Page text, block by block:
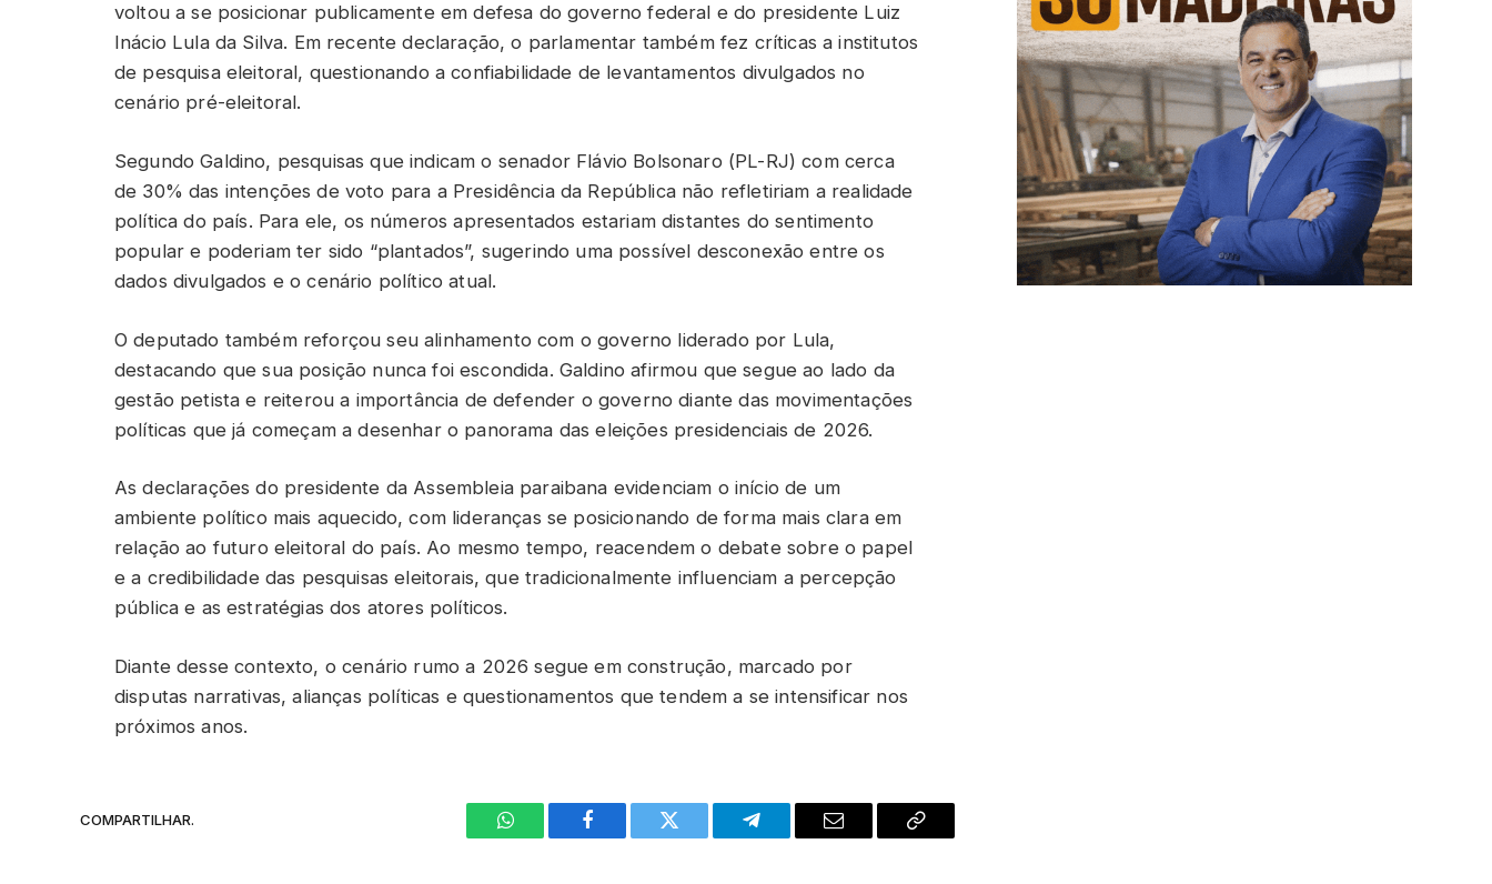
voltou a se posicionar publicamente em defesa do governo federal e do presidente Luiz
Inácio Lula da Silva. Em recente declaração, o parlamentar também fez críticas a institutos
de pesquisa eleitoral, questionando a confiabilidade de levantamentos divulgados no
cenário pré-eleitoral.
Segundo Galdino, pesquisas que indicam o senador Flávio Bolsonaro (PL-RJ) com cerca
de 30% das intenções de voto para a Presidência da República não refletiriam a realidade
política do país. Para ele, os números apresentados estariam distantes do sentimento
popular e poderiam ter sido “plantados”, sugerindo uma possível desconexão entre os
dados divulgados e o cenário político atual.
O deputado também reforçou seu alinhamento com o governo liderado por Lula,
destacando que sua posição nunca foi escondida. Galdino afirmou que segue ao lado da
gestão petista e reiterou a importância de defender o governo diante das movimentações
políticas que já começam a desenhar o panorama das eleições presidenciais de 2026.
As declarações do presidente da Assembleia paraibana evidenciam o início de um
ambiente político mais aquecido, com lideranças se posicionando de forma mais clara em
relação ao futuro eleitoral do país. Ao mesmo tempo, reacendem o debate sobre o papel
e a credibilidade das pesquisas eleitorais, que tradicionalmente influenciam a percepção
pública e as estratégias dos atores políticos.
Diante desse contexto, o cenário rumo a 2026 segue em construção, marcado por
disputas narrativas, alianças políticas e questionamentos que tendem a se intensificar nos
próximos anos.
COMPARTILHAR.
WhatsAppFacebook Twitter TelegramaE-
Copiar